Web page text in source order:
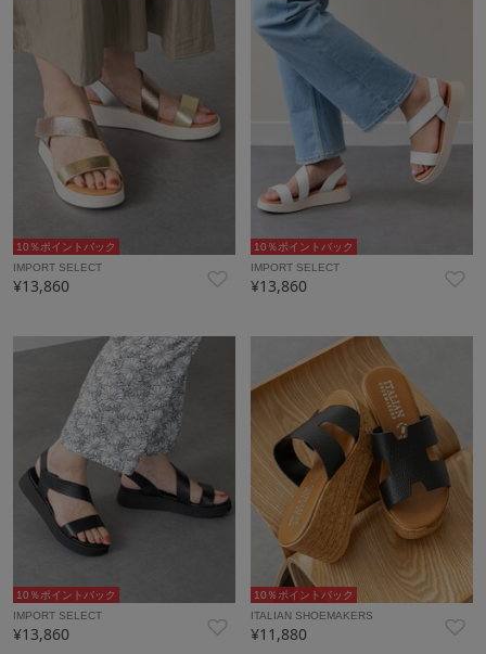
10％ポイントバック
IMPORT SELECT
¥13,860
10％ポイントバック
IMPORT SELECT
¥13,860
10％ポイントバック
IMPORT SELECT
¥13,860
10％ポイントバック
ITALIAN SHOEMAKERS
¥11,880